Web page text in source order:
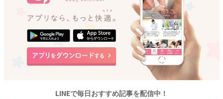
LINEで毎日おすすめ記事を配信中！